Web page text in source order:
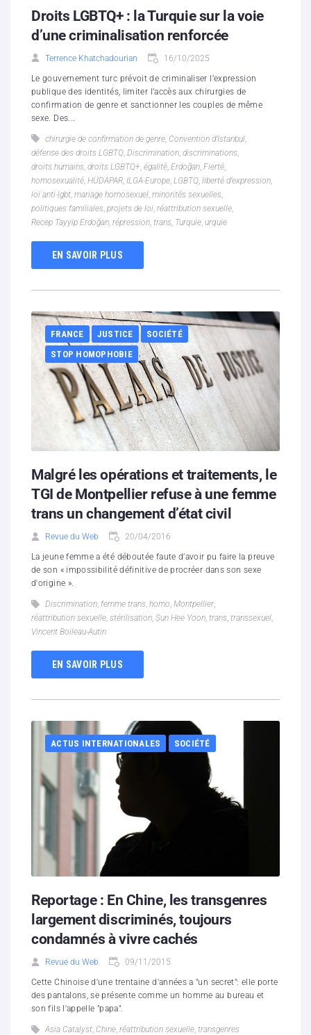
Droits LGBTQ+ : la Turquie sur la voie
d’une criminalisation renforcée
Terrence Khatchadourian 16/10/2025
Le gouvernement turc prévoit de criminaliser l’expression
publique des identités, limiter l’accès aux chirurgies de
confirmation de genre et sanctionner les couples de même
sexe. Des...
chirurgie de confirmation de genre, Convention d’Istanbul,
défense des droits LGBTQ, Discrimination, discriminations,
droits humains, droits LGBTQ+, égalité, Erdoğan, Fierté,
homosexualité, HÜDAPAR, ILGA-Europe, LGBTQ, liberté d’expression,
loi anti-lgbt, mariage homosexuel, minorités sexuelles,
politiques familiales, projets de loi, réattribution sexuelle,
Recep Tayyip Erdoğan, répression, trans, Turquie, urquie
EN SAVOIR PLUS
FRANCE JUSTICE
SOCIÉTÉ
STOP HOMOPHOBIE
Malgré les opérations et traitements, le
TGI de Montpellier refuse à une femme
trans un changement d’état civil
Revue du Web 20/04/2016
La jeune femme a été déboutée faute d’avoir pu faire la preuve
de son « impossibilité définitive de procréer dans son sexe
d'origine ».
Discrimination, femme trans, homo, Montpellier,
réattribution sexuelle, stérilisation, Sun Hee Yoon, trans, transsexuel,
Vincent Boileau-Autin
EN SAVOIR PLUS
ACTUS INTERNATIONALES SOCIÉTÉ
Reportage : En Chine, les transgenres
largement discriminés, toujours
condamnés à vivre cachés
Revue du Web 09/11/2015
Cette Chinoise d'une trentaine d'années a "un secret": elle porte
des pantalons, se présente comme un homme au bureau et
son fils l'appelle "papa".
Asia Catalyst, Chine, réattribution sexuelle, transgenres